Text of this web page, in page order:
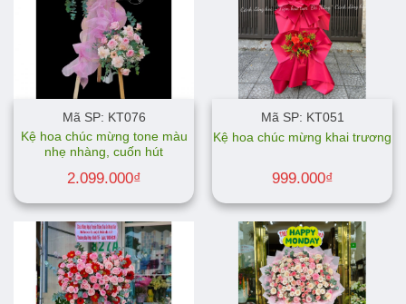
Mã SP: KT076
Kệ hoa chúc mừng tone màu
nhẹ nhàng, cuốn hút
2.099.000₫
Mã SP: KT051
Kệ hoa chúc mừng khai trương
999.000₫